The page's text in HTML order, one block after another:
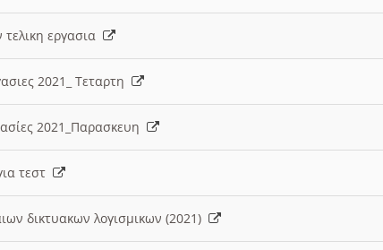
τελικη εργασια
2021_ Τεταρτη
2021_Παρασκευη
τεστ
δικτυακων λογισμικων (2021)